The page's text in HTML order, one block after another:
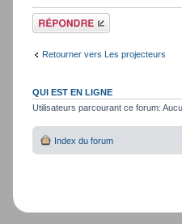
Répondre
Retourner vers Les projecteurs
QUI EST EN LIGNE
Utilisateurs parcourant ce forum:
Index du forum